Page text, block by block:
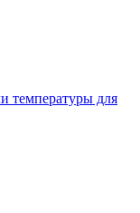
температуры для